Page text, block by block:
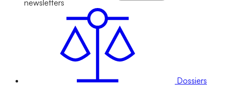
newsletters
Dossiers